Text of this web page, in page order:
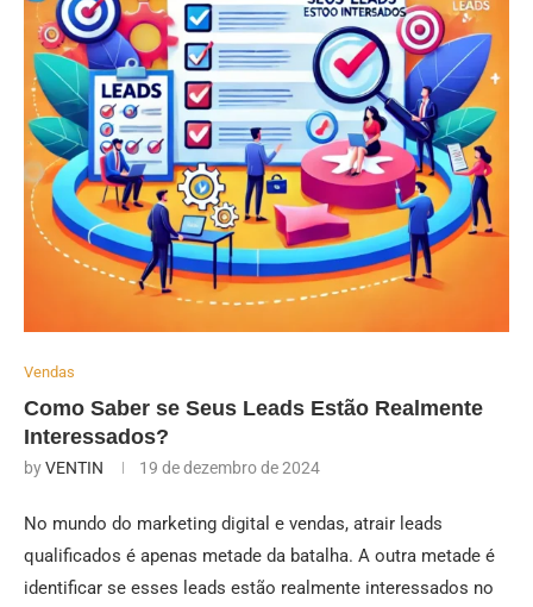
Vendas
Como Saber se Seus Leads Estão Realmente
Interessados?
byVENTIN 19 de dezembro de 2024
No mundo do marketing digital e vendas, atrair leads
qualificados é apenas metade da batalha. A outra metade é
identificar se esses leads estão realmente interessados no